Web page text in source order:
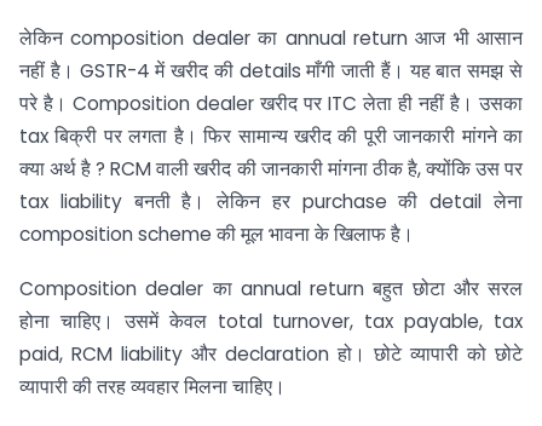
लेकिन composition dealer का annual return आज भी आसान
नहीं है। GSTR-4 में खरीद की details माँगी जाती हैं। यह बात समझ से
परे है। Composition dealer खरीद पर ITC लेता ही नहीं है। उसका
tax बिक्री पर लगता है। फिर सामान्य खरीद की पूरी जानकारी मांगने का
क्या अर्थ है ? RCM वाली खरीद की जानकारी मांगना ठीक है, क्योंकि उस पर
tax liability बनती है। लेकिन हर purchase की detail लेना
composition scheme की मूल भावना के खिलाफ है।
Composition dealer का annual return बहुत छोटा और सरल
होना चाहिए। उसमें केवल total turnover, tax payable, tax
paid, RCM liability और declaration हो। छोटे व्यापारी को छोटे
व्यापारी की तरह व्यवहार मिलना चाहिए।